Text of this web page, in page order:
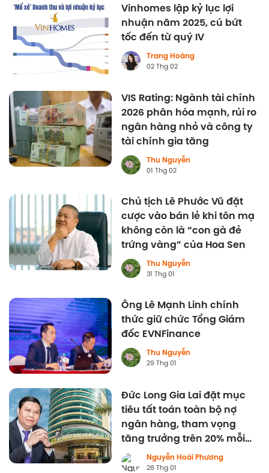
Vinhomes lập kỷ lục lợi
nhuận năm 2025, cú bứt
tốc đến từ quý IV
Trang Hoàng
02 Thg 02
VIS Rating: Ngành tài chính
2026 phân hóa mạnh, rủi ro
ngân hàng nhỏ và công ty
tài chính gia tăng
Thu Nguyễn
01 Thg 02
Chủ tịch Lê Phước Vũ đặt
cược vào bán lẻ khi tôn mạ
không còn là “con gà đẻ
trứng vàng” của Hoa Sen
Thu Nguyễn
31 Thg 01
Ông Lê Mạnh Linh chính
thức giữ chức Tổng Giám
đốc EVNFinance
Thu Nguyễn
29 Thg 01
Đức Long Gia Lai đặt mục
tiêu tất toán toàn bộ nợ
ngân hàng, tham vọng
tăng trưởng trên 20% mỗi
năm
Nguyễn Hoài Phương
28 Thg 01